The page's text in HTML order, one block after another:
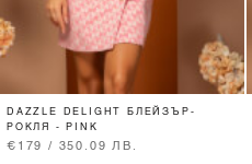
DAZZLE DELIGHT БЛЕЙЗЪР-
РОКЛЯ - PINK
€179 / 350.09 ЛВ.